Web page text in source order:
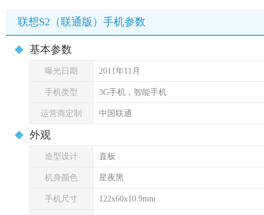
联想S2（联通版）手机参数
基本参数
曝光日期 2011年11月
手机类型 3G手机，智能手机
运营商定制 中国联通
外观
造型设计 直板
机身颜色 星夜黑
手机尺寸 122x60x10.9mm